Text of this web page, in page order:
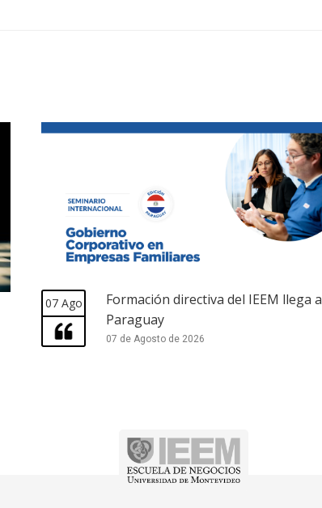
07 Ago
Formación directiva del IEEM llega a
Paraguay
07 de Agosto de 2026